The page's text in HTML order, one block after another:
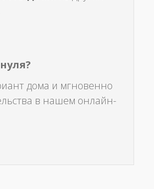
дома и мгновенно
в нашем онлайн-